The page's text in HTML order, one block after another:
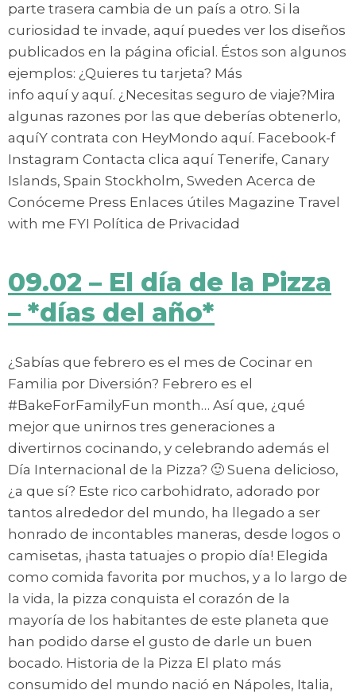
parte trasera cambia de un país a otro. Si la
curiosidad te invade, aquí puedes ver los diseños
publicados en la página oficial. Éstos son algunos
ejemplos: ¿Quieres tu tarjeta? Más
info aquí y aquí. ¿Necesitas seguro de viaje?Mira
algunas razones por las que deberías obtenerlo,
aquíY contrata con HeyMondo aquí. Facebook-f
Instagram Contacta clica aquí Tenerife, Canary
Islands, Spain Stockholm, Sweden Acerca de
Conóceme Press Enlaces útiles Magazine Travel
with me FYI Política de Privacidad
09.02 – El día de la Pizza
– *días del año*
¿Sabías que febrero es el mes de Cocinar en
Familia por Diversión? Febrero es el
#BakeForFamilyFun month… Así que, ¿qué
mejor que unirnos tres generaciones a
divertirnos cocinando, y celebrando además el
Día Internacional de la Pizza? 🙂 Suena delicioso,
¿a que sí? Este rico carbohidrato, adorado por
tantos alrededor del mundo, ha llegado a ser
honrado de incontables maneras, desde logos o
camisetas, ¡hasta tatuajes o propio día! Elegida
como comida favorita por muchos, y a lo largo de
la vida, la pizza conquista el corazón de la
mayoría de los habitantes de este planeta que
han podido darse el gusto de darle un buen
bocado. Historia de la Pizza El plato más
consumido del mundo nació en Nápoles, Italia,